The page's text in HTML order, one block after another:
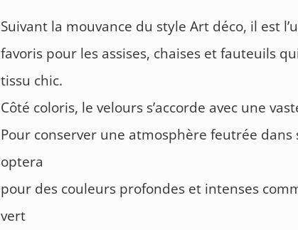
Suivant la mouvance du style Art déco, il est
favoris pour les assises, chaises et fauteuils
tissu chic.
Côté coloris, le velours s’accorde avec une
Pour conserver une atmosphère feutrée dans
optera
pour des couleurs profondes et intenses
vert